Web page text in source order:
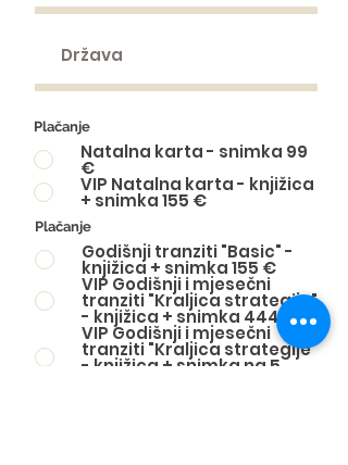
Plačanje
Natalna karta - snimka 99
€
VIP Natalna karta - knjižica
+ snimka 155 €
Plačanje
Godišnji tranziti "Basic" -
knjižica + snimka 155 €
VIP Godišnji i mjesečni
tranziti "Kraljica strategije"
- knjižica + snimka 444 €
VIP Godišnji i mjesečni
tranziti "Kraljica strategije"
- knjižica + snimka na 5